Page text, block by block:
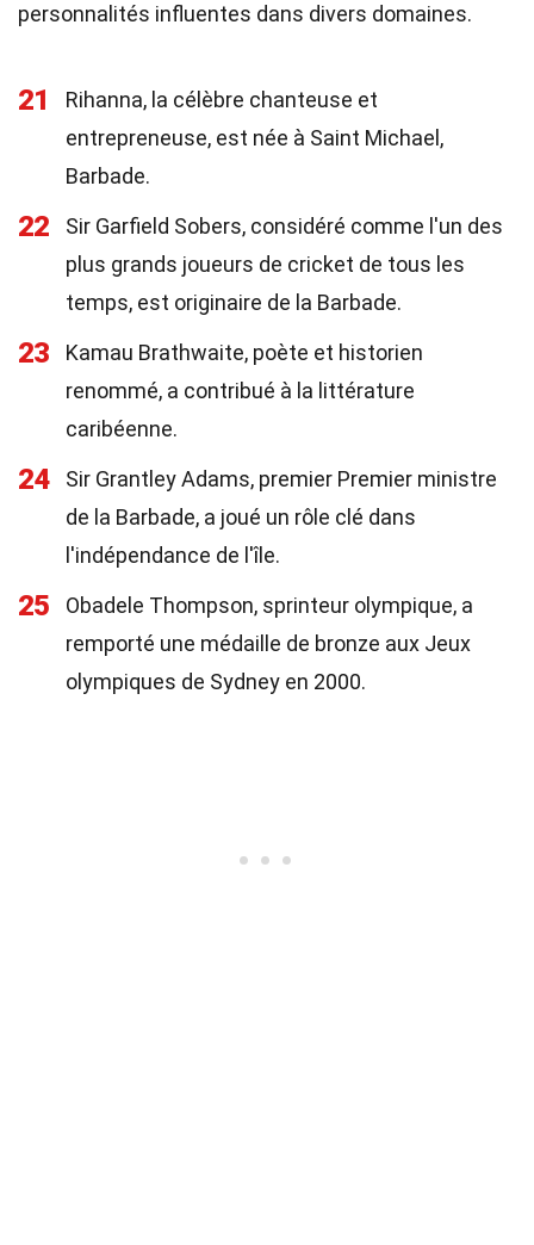
personnalités influentes dans divers domaines.
21
Rihanna, la célèbre chanteuse et
entrepreneuse, est née à Saint Michael,
Barbade.
22
Sir Garfield Sobers, considéré comme l'un des
plus grands joueurs de cricket de tous les
temps, est originaire de la Barbade.
23
Kamau Brathwaite, poète et historien
renommé, a contribué à la littérature
caribéenne.
24
Sir Grantley Adams, premier Premier ministre
de la Barbade, a joué un rôle clé dans
l'indépendance de l'île.
25
Obadele Thompson, sprinteur olympique, a
remporté une médaille de bronze aux Jeux
olympiques de Sydney en 2000.